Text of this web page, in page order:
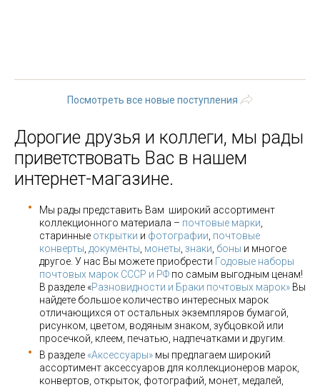
Посмотреть все новые поступления
Дорогие друзья и коллеги, мы рады
приветствовать Вас в нашем
интернет-магазине.
Мы рады представить Вам широкий ассортимент
коллекционного материала – почтовые марки
старинные открытки и фотографии почтовые
конверты документы монеты знаки боны и многое
другое. У нас Вы можете приобрести Годовые наборы
почтовых марок СССР и РФ по самым выгодным ценам!
В разделе «Разновидности и Браки почтовых марок» Вы
найдете большое количество интересных марок
отличающихся от остальных экземпляров бумагой,
рисунком, цветом, водяным знаком, зубцовкой или
просечкой, клеем, печатью, надпечатками и другим.
В разделе «Аксессуары» мы предлагаем широкий
ассортимент аксессуаров для коллекционеров марок,
конвертов, открыток, фотографий, монет, медалей,